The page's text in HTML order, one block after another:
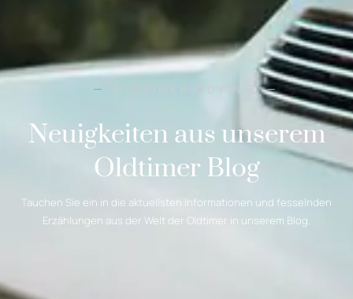
OLDTIMER ODYSEE
Neuigkeiten aus unserem
Oldtimer Blog
Tauchen Sie ein in die aktuellsten Informationen und fesselnden
Erzählungen aus der Welt der Oldtimer in unserem Blog.